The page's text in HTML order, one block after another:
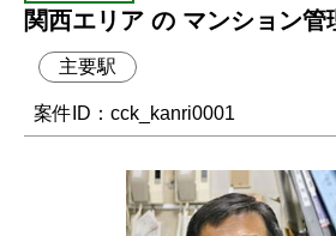
関西エリア の マンション
主要駅
案件ID：cck_kanri0001